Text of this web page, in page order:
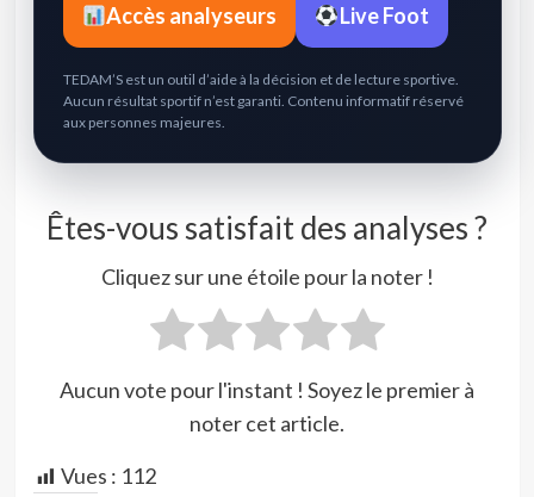
Accès analyseurs Live Foot
TEDAM’S est un outil d’aide à la décision et de lecture sportive.
Aucun résultat sportif n’est garanti. Contenu informatif réservé
aux personnes majeures.
Êtes-vous satisfait des analyses ?
Cliquez sur une étoile pour la noter !
Aucun vote pour l'instant ! Soyez le premier à
noter cet article.
Vues : 112